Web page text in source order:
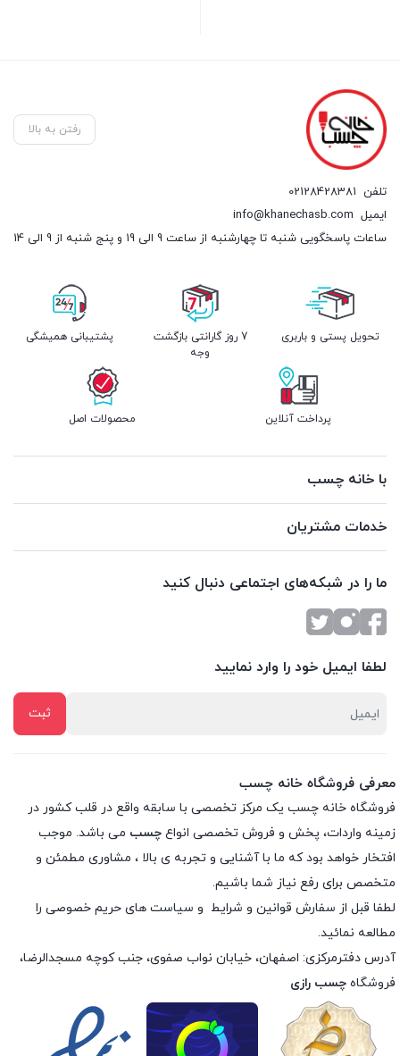
رفتن به بالا
تلفن 02128428381
ایمیل info@khanechasb.com
ساعات پاسخگویی شنبه تا چهارشنبه از ساعت 9 الی 19 و پنج شنبه از 9 الی 14
تحویل پستی و باربری
7 روز گارانتی بازگشت
وجه
پشتیبانی همیشگی
پرداخت آنلاین محصولات اصل
با خانه چسب
خدمات مشتریان
ما را در شبکه‌های اجتماعی دنبال کنید
لطفا ایمیل خود را وارد نمایید
معرفی فروشگاه خانه چسب
فروشگاه خانه چسب یک مرکز تخصصی با سابقه واقع در قلب کشور در
زمینه واردات، پخش و فروش تخصصی انواع چسب می باشد. موجب
افتخار خواهد بود که ما با آشنایی و تجربه ی بالا ، مشاوری مطمئن و
متخصص برای رفع نیاز شما باشیم.
لطفا قبل از سفارش قوانین و شرایط و سیاست های حریم خصوصی را
مطالعه نمائید.
آدرس دفترمرکزی: اصفهان، خیابان نواب صفوی، جنب کوچه مسجدالرضا،
فروشگاه چسب رازی